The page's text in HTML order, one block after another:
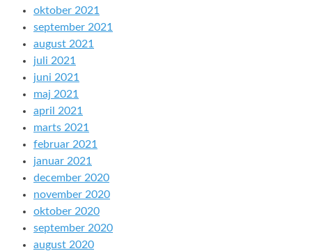
oktober 2021
september 2021
august 2021
juli 2021
juni 2021
maj 2021
april 2021
marts 2021
februar 2021
januar 2021
december 2020
november 2020
oktober 2020
september 2020
august 2020